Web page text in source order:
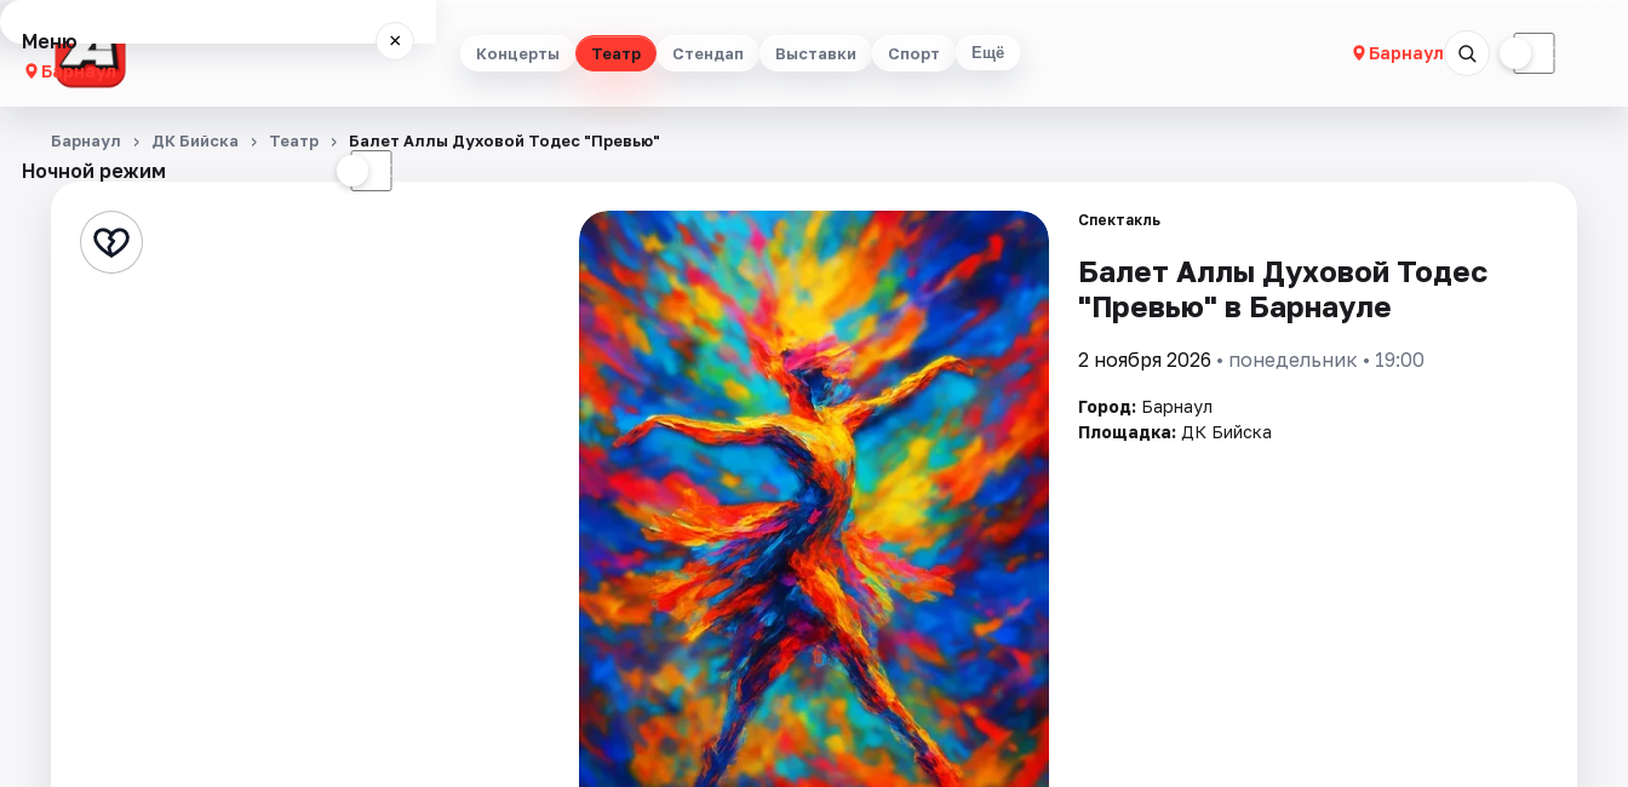
Концерты Театр Стендап Выставки Спорт Ещё Барнаул ☾
Меню ×
Барнаул
Концерты
Стендап
Ночной режим ☾
Барнаул ДК Бийска Театр Балет Аллы Духовой Тодес "Превью"
Спектакль
Балет Аллы Духовой Тодес
"Превью" в Барнауле
2 ноября 2026 • понедельник • 19:00
Город: Барнаул
Площадка: ДК Бийска